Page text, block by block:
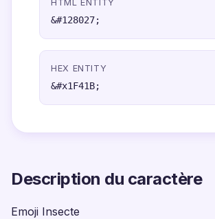
HTML ENTITY
&#128027;
HEX ENTITY
&#x1F41B;
Description du caractère
Emoji Insecte